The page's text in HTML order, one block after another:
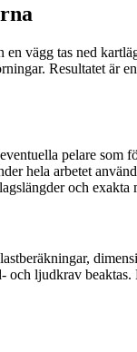
vägg tas ned
Resultatet är
pelare som
hela arbetet
och
ljudkrav